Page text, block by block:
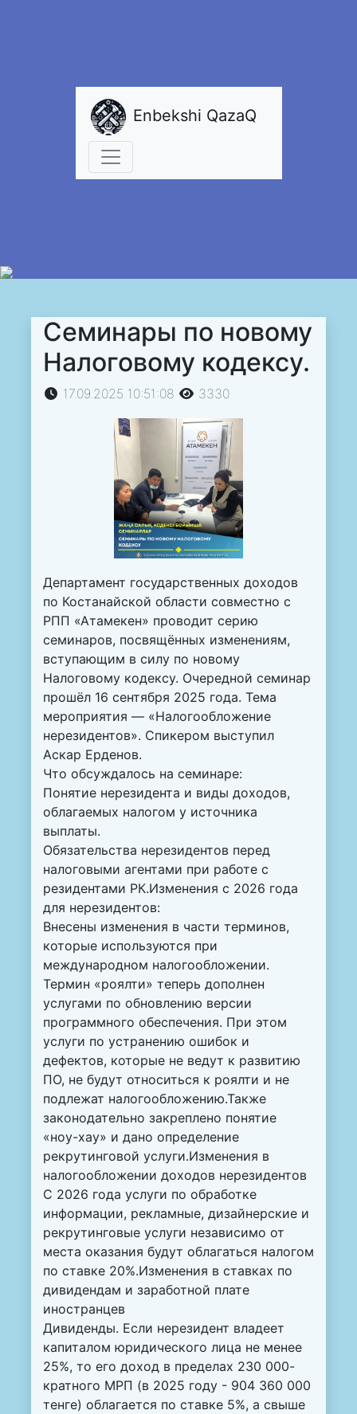
Enbekshi QazaQ
Семинары по новому
Налоговому кодексу.
17.09.2025 10:51:08 3330
Департамент государственных доходов
по Костанайской области совместно с
РПП «Атамекен» проводит серию
семинаров, посвящённых изменениям,
вступающим в силу по новому
Налоговому кодексу. Очередной семинар
прошёл 16 сентября 2025 года. Тема
мероприятия — «Налогообложение
нерезидентов». Спикером выступил
Аскар Ерденов.
Что обсуждалось на семинаре:
Понятие нерезидента и виды доходов,
облагаемых налогом у источника
выплаты.
Обязательства нерезидентов перед
налоговыми агентами при работе с
резидентами РК.Изменения с 2026 года
для нерезидентов:
Внесены изменения в части терминов,
которые используются при
международном налогообложении.
Термин «роялти» теперь дополнен
услугами по обновлению версии
программного обеспечения. При этом
услуги по устранению ошибок и
дефектов, которые не ведут к развитию
ПО, не будут относиться к роялти и не
подлежат налогообложению.Также
законодательно закреплено понятие
«ноу-хау» и дано определение
рекрутинговой услуги.Изменения в
налогообложении доходов нерезидентов
С 2026 года услуги по обработке
информации, рекламные, дизайнерские и
рекрутинговые услуги независимо от
места оказания будут облагаться налогом
по ставке 20%.Изменения в ставках по
дивидендам и заработной плате
иностранцев
Дивиденды. Если нерезидент владеет
капиталом юридического лица не менее
25%, то его доход в пределах 230 000-
кратного МРП (в 2025 году - 904 360 000
тенге) облагается по ставке 5%, а свыше